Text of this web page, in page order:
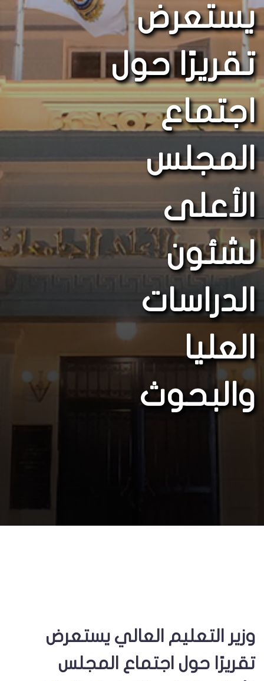
يستعرض
تقريرًا حول
اجتماع
المجلس
الأعلى
لشئون
الدراسات
العليا
والبحوث
وزير التعليم العالي يستعرض
تقريرًا حول اجتماع المجلس